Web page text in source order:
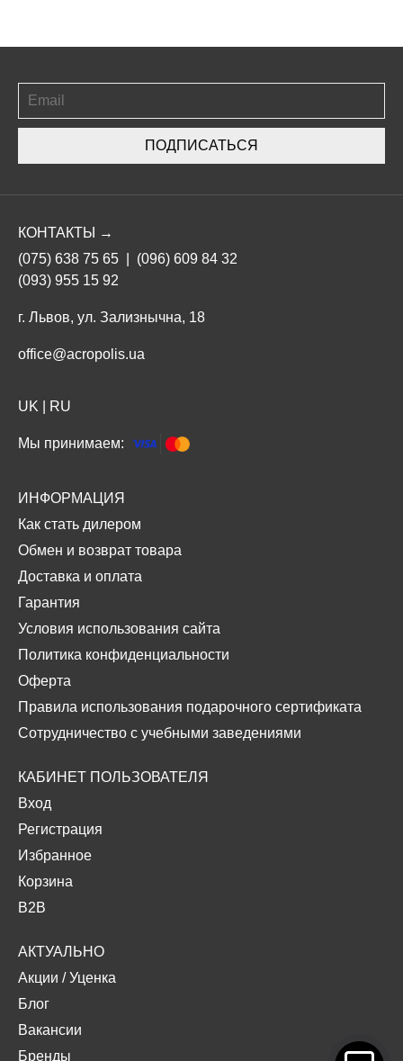
ПОДПИСАТЬСЯ
КОНТАКТЫ →
(075) 638 75 65
(096) 609 84 32
(093) 955 15 92
г. Львов, ул. Зализнычна, 18
office@acropolis.ua
UK RU
Мы принимаем:
ИНФОРМАЦИЯ
Как стать дилером
Обмен и возврат товара
Доставка и оплата
Гарантия
Условия использования сайта
Политика конфиденциальности
Оферта
Правила использования подарочного сертификата
Сотрудничество с учебными заведениями
КАБИНЕТ ПОЛЬЗОВАТЕЛЯ
Вход
Регистрация
Избранное
Корзина
B2B
АКТУАЛЬНО
Акции /Уценка
Блог
Вакансии
Бренды